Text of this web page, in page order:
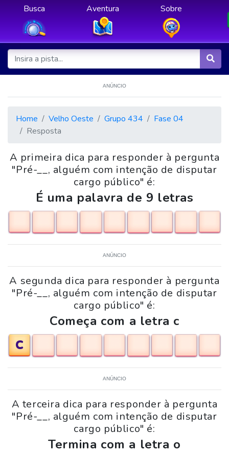
Busca Aventura Sobre
ANÚNCIO
Home Velho Oeste Grupo 434
Fase 04
Resposta
A primeira dica para responder à pergunta
"Pré-__, alguém com intenção de disputar
cargo público" é:
É uma palavra de 9 letras
ANÚNCIO
A segunda dica para responder à pergunta
"Pré-__, alguém com intenção de disputar
cargo público" é:
Começa com a letra c
C
ANÚNCIO
A terceira dica para responder à pergunta
"Pré-__, alguém com intenção de disputar
cargo público" é:
Termina com a letra o